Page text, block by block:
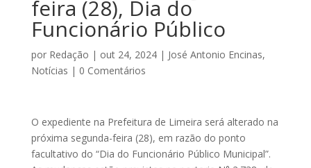
feira (28), Dia do
Funcionário Público
por Redação | out 24, 2024| José Antonio Encinas,
Notícias | 0 Comentários
O expediente na Prefeitura de Limeira será alterado na
próxima segunda-feira (28), em razão do ponto
facultativo do “Dia do Funcionário Público Municipal”.